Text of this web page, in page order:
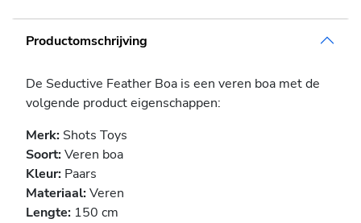
Productomschrijving
De Seductive Feather Boa is een veren boa met de
volgende product eigenschappen:
Merk: Shots Toys
Soort:Veren boa
Kleur: Paars
Materiaal:Veren
Lengte: 150 cm